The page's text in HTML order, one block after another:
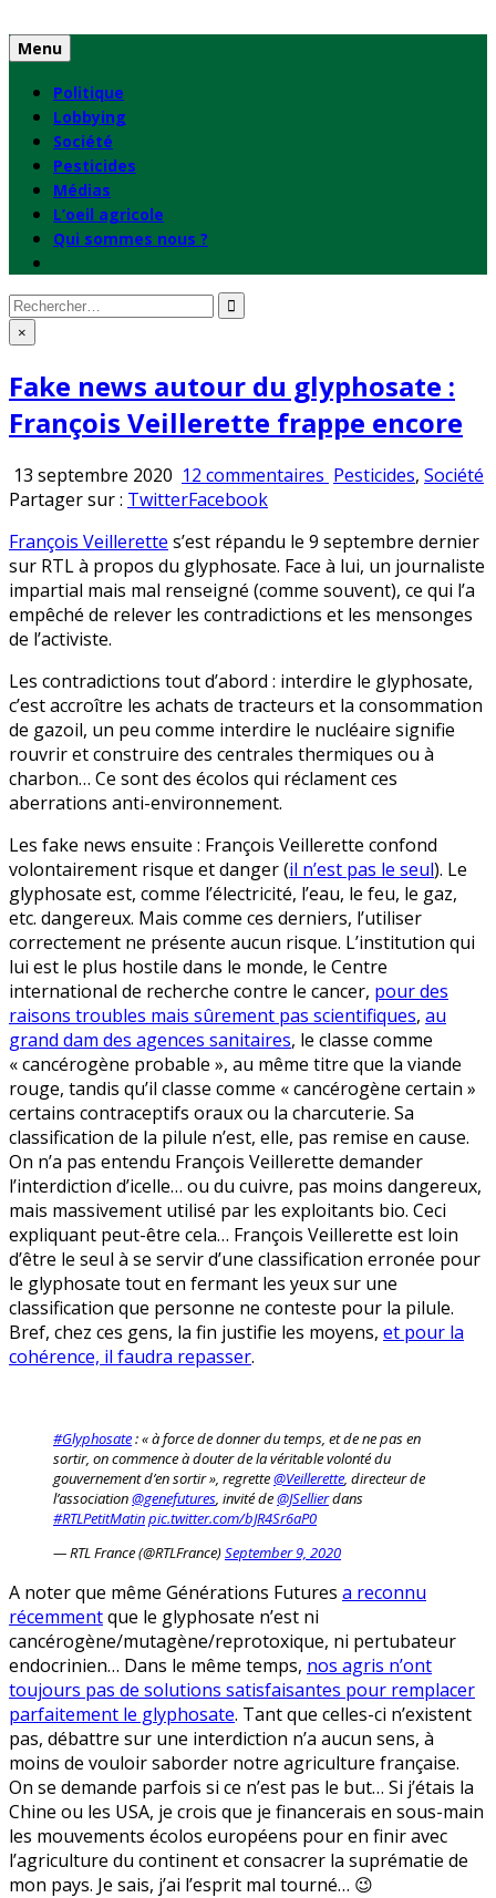
to
content
Menu
Politique
Lobbying
Société
Pesticides
Médias
L’oeil agricole
Qui sommes nous ?
Rechercher
: ×
Fake news autour du glyphosate :
François Veillerette frappe encore
13 septembre 2020 12 commentaires sur
autour
du
glyphosate
:
Veillerette
frappe
encore
Publié
Pesticides, Société
Partager sur : TwitterFacebook
François Veillerette s’est répandu le 9 septembre dernier
sur RTL à propos du glyphosate. Face à lui, un journaliste
impartial mais mal renseigné (comme souvent), ce qui l’a
empêché de relever les contradictions et les mensonges
de l’activiste.
Les contradictions tout d’abord : interdire le glyphosate,
c’est accroître les achats de tracteurs et la consommation
de gazoil, un peu comme interdire le nucléaire signifie
rouvrir et construire des centrales thermiques ou à
charbon… Ce sont des écolos qui réclament ces
aberrations anti-environnement.
Les fake news ensuite : François Veillerette confond
volontairement risque et danger (il n’est pas le seul). Le
glyphosate est, comme l’électricité, l’eau, le feu, le gaz,
etc. dangereux. Mais comme ces derniers, l’utiliser
correctement ne présente aucun risque. L’institution qui
lui est le plus hostile dans le monde, le Centre
international de recherche contre le cancer, pour des
raisons troubles mais sûrement pas scientifiques, au
grand dam des agences sanitaires, le classe comme
« cancérogène probable », au même titre que la viande
rouge, tandis qu’il classe comme « cancérogène certain »
certains contraceptifs oraux ou la charcuterie. Sa
classification de la pilule n’est, elle, pas remise en cause.
On n’a pas entendu François Veillerette demander
l’interdiction d’icelle… ou du cuivre, pas moins dangereux,
mais massivement utilisé par les exploitants bio. Ceci
expliquant peut-être cela… François Veillerette est loin
d’être le seul à se servir d’une classification erronée pour
le glyphosate tout en fermant les yeux sur une
classification que personne ne conteste pour la pilule.
Bref, chez ces gens, la fin justifie les moyens, et pour la
cohérence, il faudra repasser.
#Glyphosate: « à force de donner du temps, et de ne pas en
sortir, on commence à douter de la véritable volonté du
gouvernement d’en sortir », regrette@Veillerette, directeur de
l’association@genefutures, invité de@JSellierdans
#RTLPetitMatinpic.twitter.com/bJR4Sr6aP0
— RTL France (@RTLFrance)September 9, 2020
A noter que même Générations Futures a reconnu
récemmentque le glyphosate n’est ni
cancérogène/mutagène/reprotoxique, ni pertubateur
endocrinien… Dans le même temps, nos agris n’ont
toujours pas de solutions satisfaisantes pour remplacer
parfaitement le glyphosate. Tant que celles-ci n’existent
pas, débattre sur une interdiction n’a aucun sens, à
moins de vouloir saborder notre agriculture française.
On se demande parfois si ce n’est pas le but… Si j’étais la
Chine ou les USA, je crois que je financerais en sous-main
les mouvements écolos européens pour en finir avec
l’agriculture du continent et consacrer la suprématie de
mon pays. Je sais, j’ai l’esprit mal tourné… 😉